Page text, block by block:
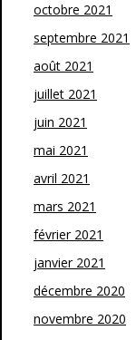
octobre 2021
septembre 2021
août 2021
juillet 2021
juin 2021
mai 2021
avril 2021
mars 2021
février 2021
janvier 2021
décembre 2020
novembre 2020